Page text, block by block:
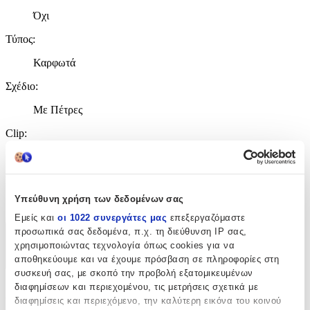
Υπεύθυνη χρήση των δεδομένων σας
Εμείς και οι 1022 συνεργάτες μας επεξεργαζόμαστε
προσωπικά σας δεδομένα, π.χ. τη διεύθυνση IP σας,
χρησιμοποιώντας τεχνολογία όπως cookies για να
αποθηκεύουμε και να έχουμε πρόσβαση σε πληροφορίες στη
συσκευή σας, με σκοπό την προβολή εξατομικευμένων
διαφημίσεων και περιεχομένου, τις μετρήσεις σχετικά με
διαφημίσεις και περιεχόμενο, την καλύτερη εικόνα του κοινού
Όχι
Τύπος:
Καρφωτά
Σχέδιο:
Με Πέτρες
Clip:
Πέρλες
Χαρακτηριστικά
+
Χαρακτηριστικά